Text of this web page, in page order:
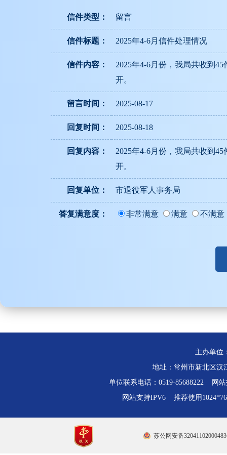
信件类型： 留言
信件标题： 2025年4-6月信件处理情况
信件内容：
2025年4-6月份，我局共收到
开。
留言时间： 2025-08-17
回复时间： 2025-08-18
回复内容：
2025年4-6月份，我局共收到
开。
回复单位： 市退役军人事务局
答复满意度： 非常满意 满意 不满意
主办单位
地址：常州市新北区
单位联系电话：0519-85688222 网站
网站支持IPV6 推荐使用
苏公网安备